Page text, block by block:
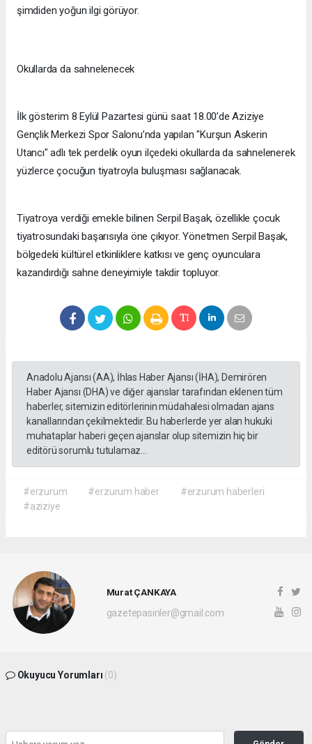
şimdiden yoğun ilgi görüyor.
Okullarda da sahnelenecek
İlk gösterim 8 Eylül Pazartesi günü saat 18.00’de Aziziye
Gençlik Merkezi Spor Salonu’nda yapılan "Kurşun Askerin
Utancı" adlı tek perdelik oyun ilçedeki okullarda da sahnelenerek
yüzlerce çocuğun tiyatroyla buluşması sağlanacak.
Tiyatroya verdiği emekle bilinen Serpil Başak, özellikle çocuk
tiyatrosundaki başarısıyla öne çıkıyor. Yönetmen Serpil Başak,
bölgedeki kültürel etkinliklere katkısı ve genç oyunculara
kazandırdığı sahne deneyimiyle takdir topluyor.
Anadolu Ajansı (AA), İhlas Haber Ajansı (İHA), Demirören
Haber Ajansı (DHA) ve diğer ajanslar tarafından eklenen tüm
haberler, sitemizin editörlerinin müdahalesi olmadan ajans
kanallarından çekilmektedir. Bu haberlerde yer alan hukuki
muhataplar haberi geçen ajanslar olup sitemizin hiç bir
editörü sorumlu tutulamaz...
#erzurum #erzurum haber
#erzurum haberleri
#aziziye
Murat ÇANKAYA
gazetepasinler@gmail.com
Okuyucu Yorumları (0)